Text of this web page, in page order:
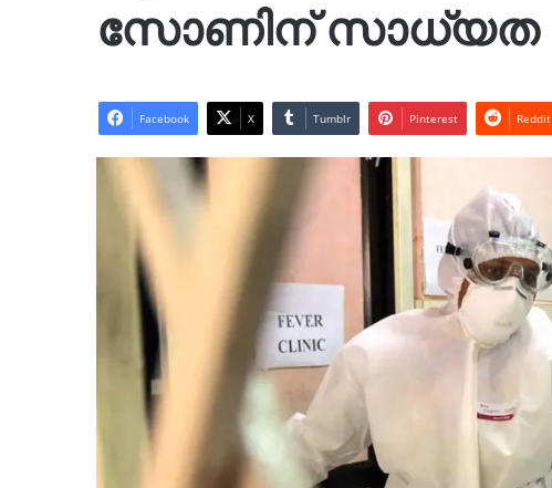
സോണിന് സാധ്യത
Facebook X Tumblr Pinterest Reddit